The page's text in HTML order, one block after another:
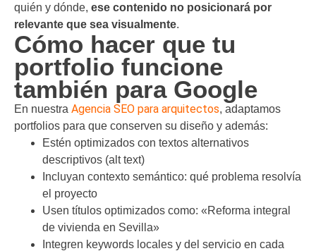
quién y dónde, ese contenido no posicionará por
relevante que sea visualmente.
Cómo hacer que tu
portfolio funcione
también para Google
En nuestra Agencia SEO para arquitectos, adaptamos
portfolios para que conserven su diseño y además:
Estén optimizados con textos alternativos
descriptivos (alt text)
Incluyan contexto semántico: qué problema resolvía
el proyecto
Usen títulos optimizados como: «Reforma integral
de vivienda en Sevilla»
Integren keywords locales y del servicio en cada